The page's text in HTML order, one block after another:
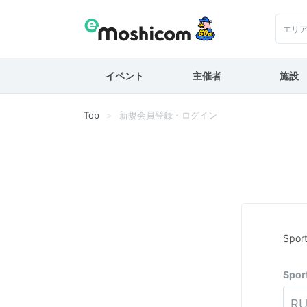
エリ
イベント 主催者 施設
Top 新規会員登録・ログイン